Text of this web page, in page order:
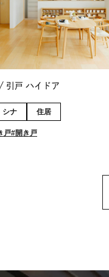
引戸 ハイドア
シナ 住居
戸 開き戸